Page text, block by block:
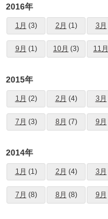
2016年
1月 (3) 2月 (1) 3月
9月 (1) 10月 (3) 11月
2015年
1月 (2) 2月 (4) 3月
7月 (3) 8月 (7) 9月
2014年
1月 (1) 2月 (4) 3月
7月 (8) 8月 (8) 9月